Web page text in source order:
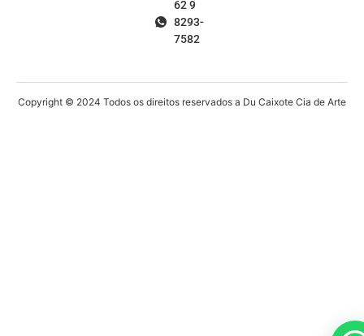
62 9
8293-
7582
Copyright © 2024 Todos os direitos reservados a Du Caixote Cia de Arte